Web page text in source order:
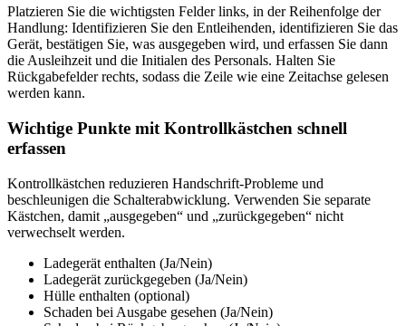
Platzieren Sie die wichtigsten Felder links, in der Reihenfolge der
Handlung: Identifizieren Sie den Entleihenden, identifizieren Sie das
Gerät, bestätigen Sie, was ausgegeben wird, und erfassen Sie dann
die Ausleihzeit und die Initialen des Personals. Halten Sie
Rückgabefelder rechts, sodass die Zeile wie eine Zeitachse gelesen
werden kann.
Wichtige Punkte mit Kontrollkästchen schnell
erfassen
Kontrollkästchen reduzieren Handschrift-Probleme und
beschleunigen die Schalterabwicklung. Verwenden Sie separate
Kästchen, damit „ausgegeben“ und „zurückgegeben“ nicht
verwechselt werden.
Ladegerät enthalten (Ja/Nein)
Ladegerät zurückgegeben (Ja/Nein)
Hülle enthalten (optional)
Schaden bei Ausgabe gesehen (Ja/Nein)